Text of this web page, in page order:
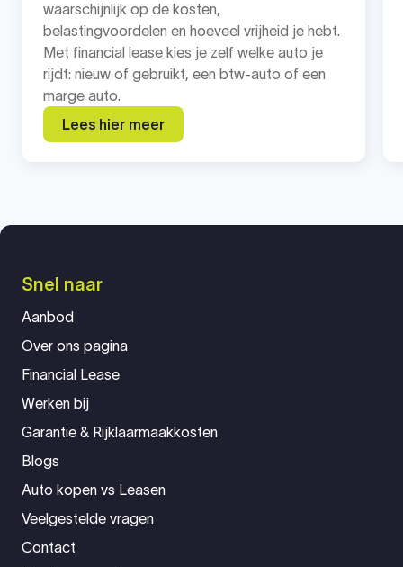
waarschijnlijk op de kosten,
belastingvoordelen en hoeveel vrijheid je hebt.
Met financial lease kies je zelf welke auto je
rijdt: nieuw of gebruikt, een btw-auto of een
marge auto.
Lees hier meer
Snel naar
Aanbod
Over ons pagina
Financial Lease
Werken bij
Garantie & Rijklaarmaakkosten
Blogs
Auto kopen vs Leasen
Veelgestelde vragen
Contact